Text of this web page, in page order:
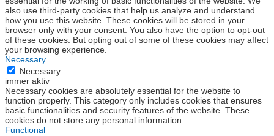
also use third-party cookies that help us analyze and understand
how you use this website. These cookies will be stored in your
browser only with your consent. You also have the option to opt-out
of these cookies. But opting out of some of these cookies may affect
your browsing experience.
Necessary
Necessary
immer aktiv
Necessary cookies are absolutely essential for the website to
function properly. This category only includes cookies that ensures
basic functionalities and security features of the website. These
cookies do not store any personal information.
Functional